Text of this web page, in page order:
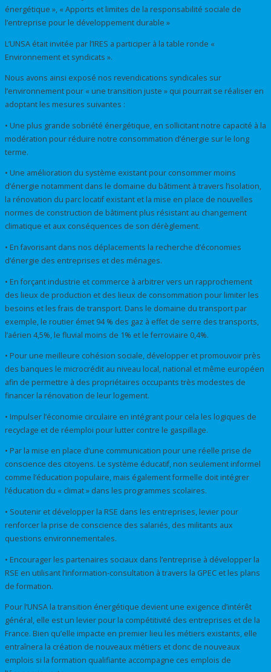
énergétique », « Apports et limites de la responsabilité sociale de
l’entreprise pour le développement durable »
L’UNSA était invitée par l’IRES a participer à la table ronde «
Environnement et syndicats ».
Nous avons ainsi exposé nos revendications syndicales sur
l’environnement pour « une transition juste » qui pourrait se réaliser en
adoptant les mesures suivantes :
• Une plus grande sobriété énergétique, en sollicitant notre capacité à la
modération pour réduire notre consommation d’énergie sur le long
terme.
• Une amélioration du système existant pour consommer moins
d’énergie notamment dans le domaine du bâtiment à travers l’isolation,
la rénovation du parc locatif existant et la mise en place de nouvelles
normes de construction de bâtiment plus résistant au changement
climatique et aux conséquences de son dérèglement.
• En favorisant dans nos déplacements la recherche d’économies
d’énergie des entreprises et des ménages.
• En forçant industrie et commerce à arbitrer vers un rapprochement
des lieux de production et des lieux de consommation pour limiter les
besoins et les frais de transport. Dans le domaine du transport par
exemple, le routier émet 94 % des gaz à effet de serre des transports,
l’aérien 4,5%, le fluvial moins de 1% et le ferroviaire 0,4%.
• Pour une meilleure cohésion sociale, développer et promouvoir près
des banques le microcrédit au niveau local, national et même européen
afin de permettre à des propriétaires occupants très modestes de
financer la rénovation de leur logement.
• Impulser l’économie circulaire en intégrant pour cela les logiques de
recyclage et de réemploi pour lutter contre le gaspillage.
• Par la mise en place d’une communication pour une réelle prise de
conscience des citoyens. Le système éducatif, non seulement informel
comme l’éducation populaire, mais également formelle doit intégrer
l’éducation du « climat » dans les programmes scolaires.
• Soutenir et développer la RSE dans les entreprises, levier pour
renforcer la prise de conscience des salariés, des militants aux
questions environnementales.
• Encourager les partenaires sociaux dans l’entreprise à développer la
RSE en utilisant l’information-consultation à travers la GPEC et les plans
de formation.
Pour l’UNSA la transition énergétique devient une exigence d’intérêt
général, elle est un levier pour la compétitivité des entreprises et de la
France. Bien qu’elle impacte en premier lieu les métiers existants, elle
entraînera la création de nouveaux métiers et donc de nouveaux
emplois si la formation qualifiante accompagne ces emplois de